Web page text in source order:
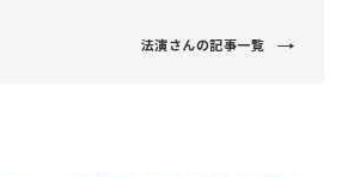
法演さんの記事一覧